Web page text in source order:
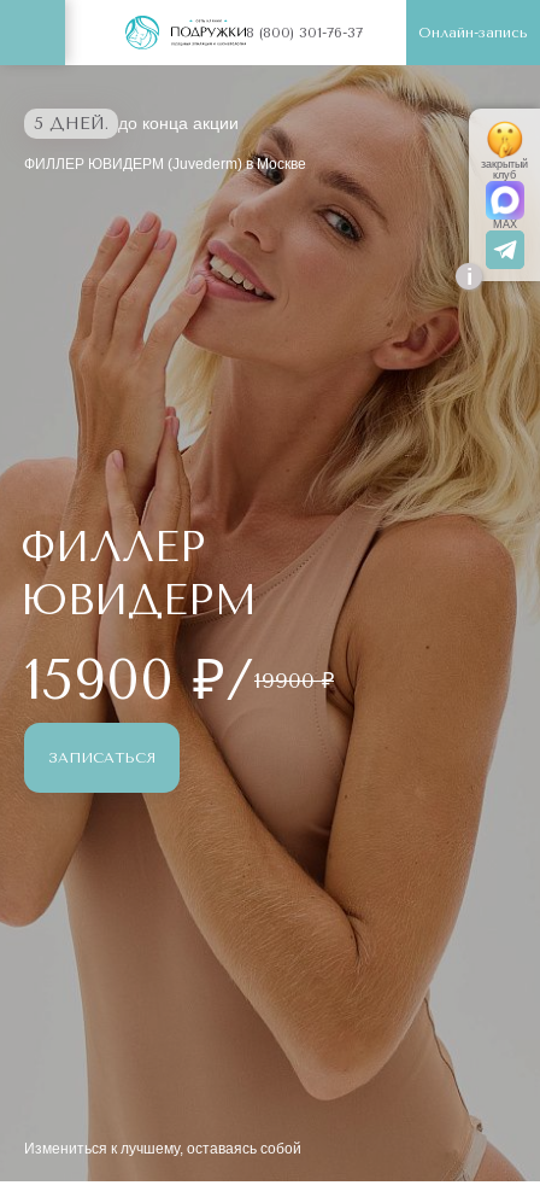
8 (800) 301-76-37 Онлайн-запись
5 ДНЕЙ. до конца акции
ФИЛЛЕР ЮВИДЕРМ (Juvederm) в Москве
ФИЛЛЕР
ЮВИДЕРМ
15900 ₽/19900 ₽
ЗАПИСАТЬСЯ
Измениться к лучшему, оставаясь собой
i
закрытый
клуб
MAX